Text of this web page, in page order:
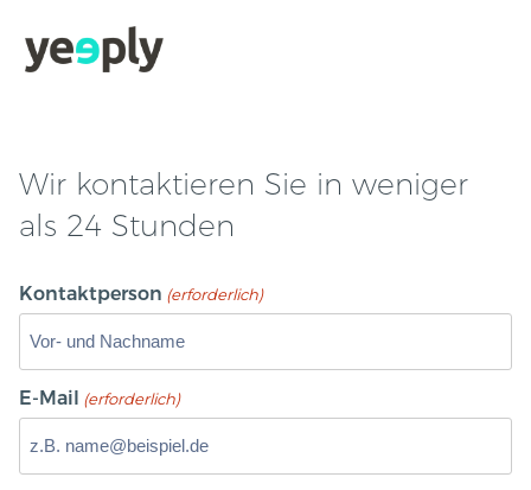
Wir kontaktieren Sie in weniger
als 24 Stunden
Kontaktperson (erforderlich)
E-Mail (erforderlich)